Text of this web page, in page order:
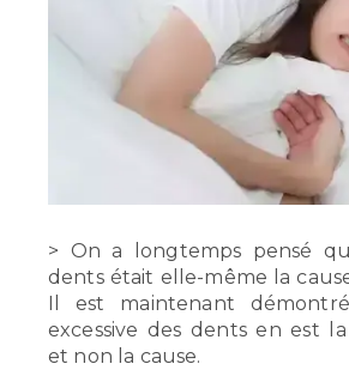
> On a longtemps pensé
dents était elle-même la
Il est maintenant
excessive des dents en est
et non la cause.